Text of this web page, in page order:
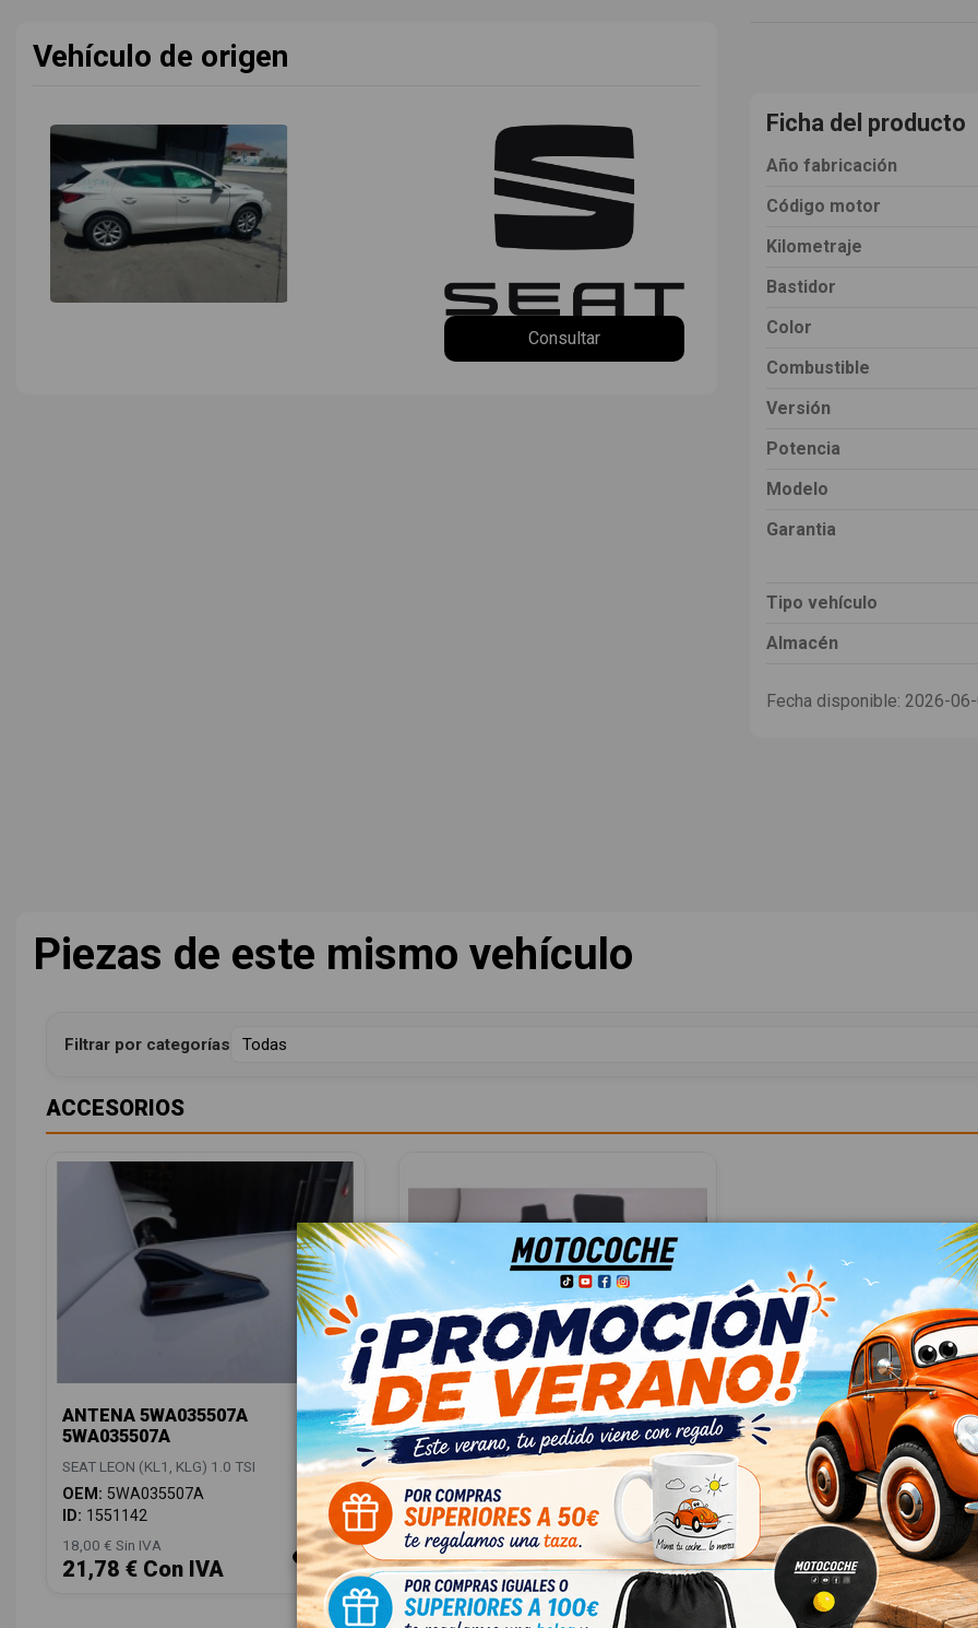
Vehículo de origen
Consultar
Ficha del producto
Año fabricación
Código motor
Kilometraje
Bastidor
Color
Combustible
Versión
Potencia
Modelo
Garantia
Tipo vehículo
Almacén
Fecha disponible: 2026-
Piezas de este mismo vehículo
Filtrar por categorías
ACCESORIOS
ANTENA 5WA035507A
5WA035507A
SEAT LEON (KL1, KLG) 1.0 TSI
OEM: 5WA035507A
ID: 1551142
18,00 € Sin IVA
21,78 € Con IVA
JUEGO ALFOMBRILLAS
5FB061675B 5FB061675B
SEAT LEON (KL1, KLG) 1.0 TSI
OEM:5FB061675B
ID:1551234
48,00 € Sin IVA
58,08 € Con IVA